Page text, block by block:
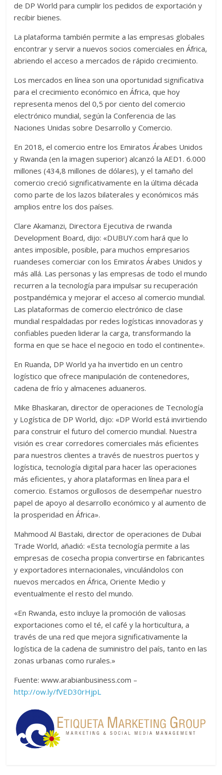
de DP World para cumplir los pedidos de exportación y
recibir bienes.
La plataforma también permite a las empresas globales
encontrar y servir a nuevos socios comerciales en África,
abriendo el acceso a mercados de rápido crecimiento.
Los mercados en línea son una oportunidad significativa
para el crecimiento económico en África, que hoy
representa menos del 0,5 por ciento del comercio
electrónico mundial, según la Conferencia de las
Naciones Unidas sobre Desarrollo y Comercio.
En 2018, el comercio entre los Emiratos Árabes Unidos
y Rwanda (en la imagen superior) alcanzó la AED1. 6.000
millones (434,8 millones de dólares), y el tamaño del
comercio creció significativamente en la última década
como parte de los lazos bilaterales y económicos más
amplios entre los dos países.
Clare Akamanzi, Directora Ejecutiva de rwanda
Development Board, dijo: «DUBUY.com hará que lo
antes imposible, posible, para muchos empresarios
ruandeses comerciar con los Emiratos Árabes Unidos y
más allá. Las personas y las empresas de todo el mundo
recurren a la tecnología para impulsar su recuperación
postpandémica y mejorar el acceso al comercio mundial.
Las plataformas de comercio electrónico de clase
mundial respaldadas por redes logísticas innovadoras y
confiables pueden liderar la carga, transformando la
forma en que se hace el negocio en todo el continente».
En Ruanda, DP World ya ha invertido en un centro
logístico que ofrece manipulación de contenedores,
cadena de frío y almacenes aduaneros.
Mike Bhaskaran, director de operaciones de Tecnología
y Logística de DP World, dijo: «DP World está invirtiendo
para construir el futuro del comercio mundial. Nuestra
visión es crear corredores comerciales más eficientes
para nuestros clientes a través de nuestros puertos y
logística, tecnología digital para hacer las operaciones
más eficientes, y ahora plataformas en línea para el
comercio. Estamos orgullosos de desempeñar nuestro
papel de apoyo al desarrollo económico y al aumento de
la prosperidad en África».
Mahmood Al Bastaki, director de operaciones de Dubai
Trade World, añadió: «Esta tecnología permite a las
empresas de cosecha propia convertirse en fabricantes
y exportadores internacionales, vinculándolos con
nuevos mercados en África, Oriente Medio y
eventualmente el resto del mundo.
«En Rwanda, esto incluye la promoción de valiosas
exportaciones como el té, el café y la horticultura, a
través de una red que mejora significativamente la
logística de la cadena de suministro del país, tanto en las
zonas urbanas como rurales.»
Fuente: www.arabianbusiness.com –
http://ow.ly/fVED30rHjpL